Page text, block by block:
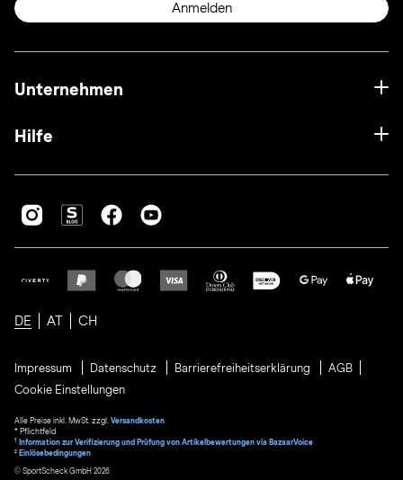
Anmelden
Unternehmen
Hilfe
DE AT CH
Impressum Datenschutz Barrierefreiheitserklärung
AGB
Cookie Einstellungen
Alle Preise inkl. MwSt. zzgl. Versandkosten
* Pflichtfeld
1
Information zur Verifizierung und Prüfung von Artikelbewertungen via BazaarVoice
² Einlösebedingungen
© SportScheck GmbH 2026